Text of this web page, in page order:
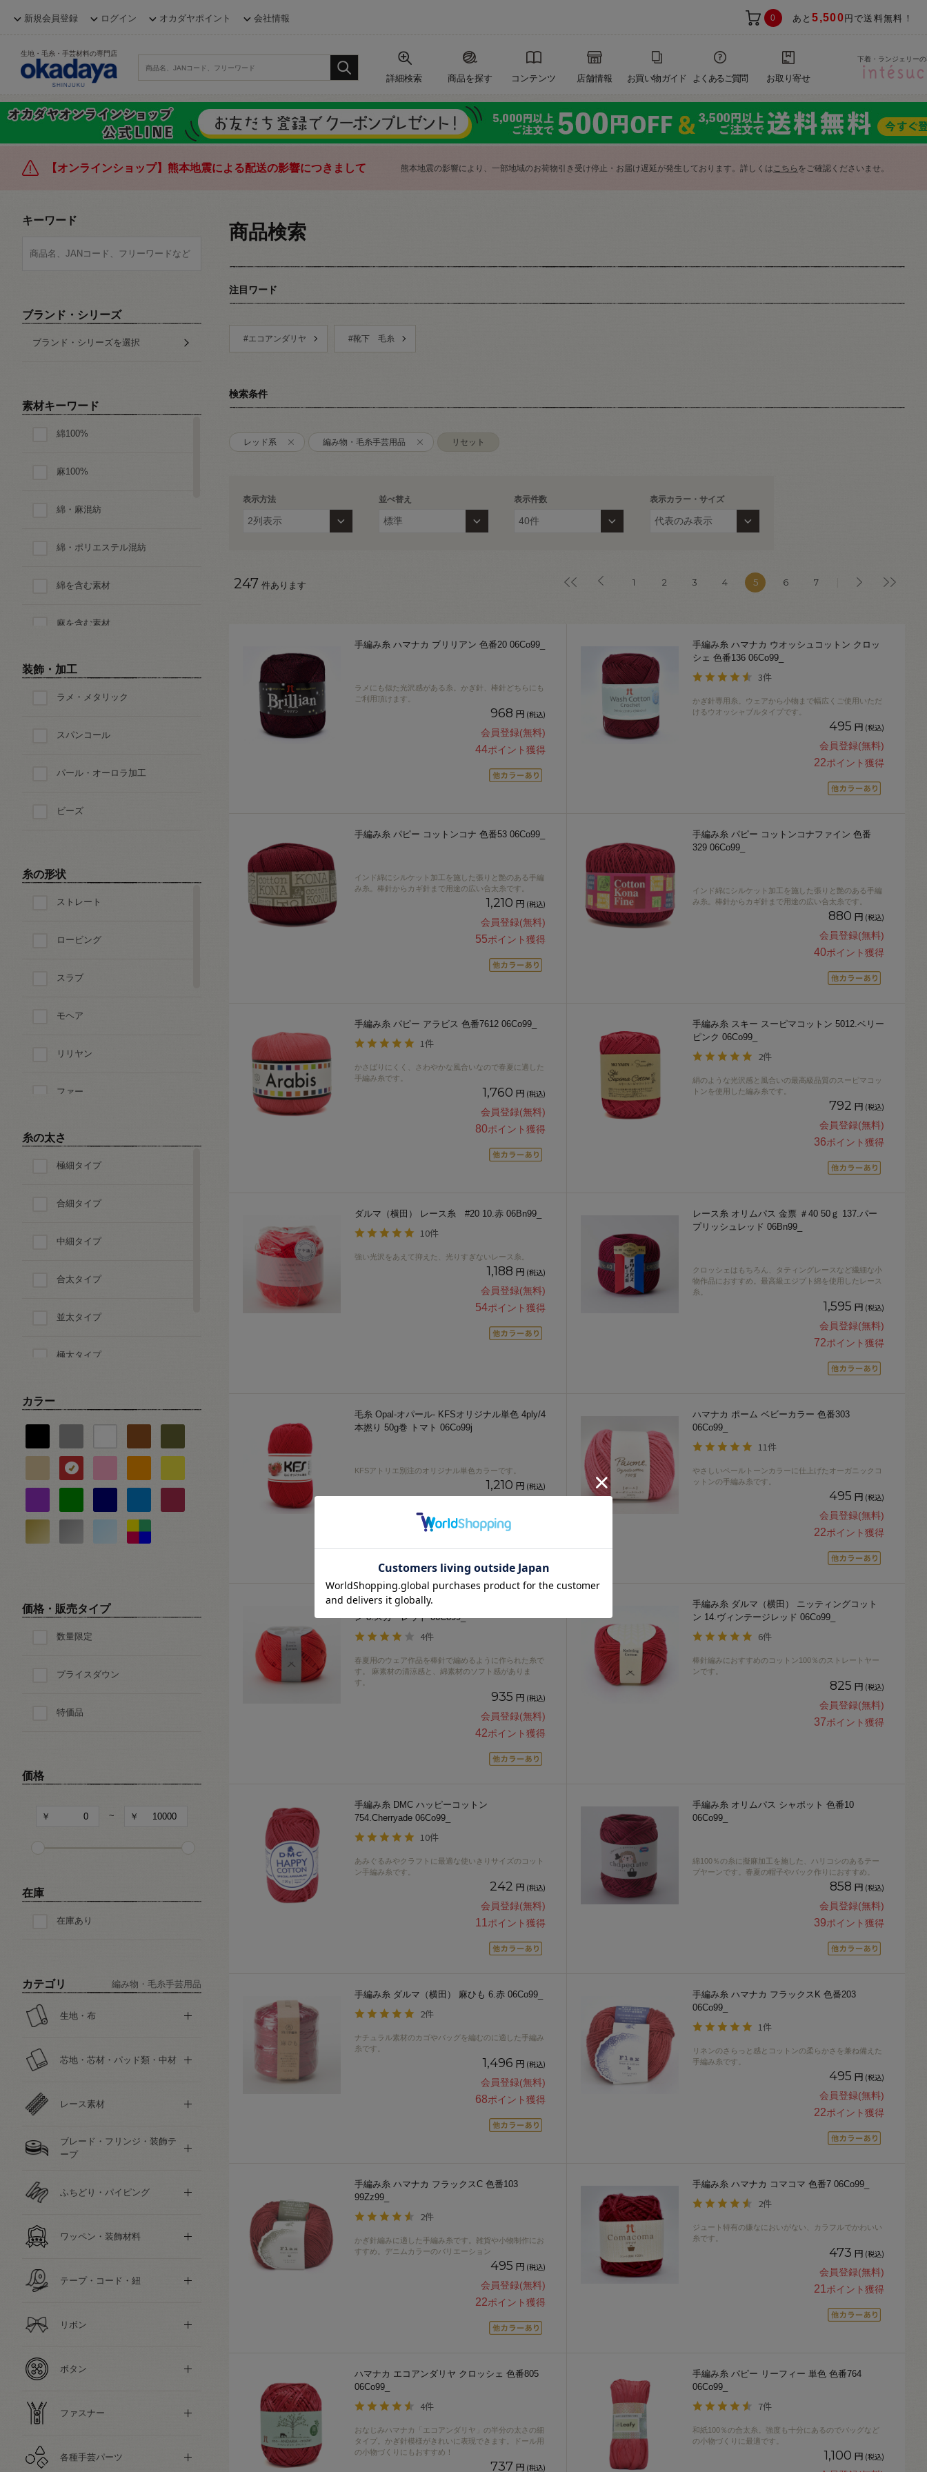
新規会員登録 ログイン オカダヤポイント 会社情報 0 あと5,500 円で送料無料！
生地・毛糸・手芸材料の専門店
詳細検索 商品を探す コンテンツ 店舗情報 お買い物ガイド よくあるご質問 お取り寄せ
下着・ランジェリー
【オンラインショップ】熊本地震による配送の影響につきまして 熊本地震の影響により、一部地域のお荷物引き受け停止・お届け遅延が発生しております。詳しくはこちら をご確認くださいませ。
キーワード
ブランド・シリーズ
ブランド・シリーズを選択
素材キーワード
綿100%
麻100%
綿・麻混紡
綿・ポリエステル混紡
綿を含む素材
麻を含む素材
毛・ウールを含む素材
シルク
ポリエステル
ナイロン
装飾・加工
ラメ・メタリック
スパンコール
パール・オーロラ加工
ビーズ
糸の形状
ストレート
ロービング
スラブ
モヘア
リリヤン
ファー
ツイード
モール
テープ
その他
糸の太さ
極細タイプ
合細タイプ
中細タイプ
合太タイプ
並太タイプ
極太タイプ
カラー
価格・販売タイプ
数量限定
プライスダウン
特価品
価格
~
在庫
在庫あり
カテゴリ 編み物・毛糸手芸用品
生地・布
芯地・芯材・パッド類・中材
レース素材
ブレード・フリンジ・装飾テ
ープ
ふちどり・パイピング
ワッペン・装飾材料
テープ・コード・紐
リボン
ボタン
ファスナー
各種手芸パーツ
商品検索
注目ワード
#エコアンダリヤ #靴下 毛糸
検索条件
レッド系 編み物・毛糸手芸用品 リセット
表示方法 並べ替え 表示件数 表示カラー・サイズ
247 件あります 1 2 3 4 5 6 7
手編み糸 ハマナカ ブリリアン 色番20 06Co99_
ラメにも似た光沢感がある糸。かぎ針、棒針どちらにも
ご利用頂けます。
968 円 (税込)
会員登録(無料)
44ポイント獲得
手編み糸 ハマナカ ウオッシュコットン クロッ
シェ 色番136 06Co99_
3件
かぎ針専用糸。ウェアから小物まで幅広くご使用いただ
けるウオッシャブルタイプです。
495 円 (税込)
会員登録(無料)
22ポイント獲得
手編み糸 パピー コットンコナ 色番53 06Co99_
インド綿にシルケット加工を施した張りと艶のある手編
み糸。棒針からカギ針まで用途の広い合太糸です。
1,210 円 (税込)
会員登録(無料)
55ポイント獲得
手編み糸 パピー コットンコナファイン 色番
329 06Co99_
インド綿にシルケット加工を施した張りと艶のある手編
み糸。棒針からカギ針まで用途の広い合太糸です。
880 円 (税込)
会員登録(無料)
40ポイント獲得
手編み糸 パピー アラビス 色番7612 06Co99_
1件
かさばりにくく、さわやかな風合いなので春夏に適した
手編み糸です。
1,760 円 (税込)
会員登録(無料)
80ポイント獲得
手編み糸 スキー スーピマコットン 5012.ベリー
ピンク 06Co99_
2件
絹のような光沢感と風合いの最高級品質のスーピマコッ
トンを使用した編み糸です。
792 円 (税込)
会員登録(無料)
36ポイント獲得
ダルマ（横田） レース糸 #20 10.赤 06Bn99_
10件
強い光沢をあえて抑えた、光りすぎないレース糸。
1,188 円 (税込)
会員登録(無料)
54ポイント獲得
レース糸 オリムパス 金票 ＃40 50ｇ 137.パー
プリッシュレッド 06Bn99_
クロッシェはもちろん、タティングレースなど繊細な小
物作品におすすめ。最高級エジプト綿を使用したレース
糸。
1,595 円 (税込)
会員登録(無料)
72ポイント獲得
毛糸 Opal-オパール- KFSオリジナル単色 4ply/4
本撚り 50g巻 トマト 06Co99j
KFSアトリエ別注のオリジナル単色カラーです。
1,210 円 (税込)
55ポイント獲得
ハマナカ ポーム ベビーカラー 色番303
06Co99_
11件
やさしいペールトーンカラーに仕上げたオーガニックコ
ットンの手編み糸です。
495 円 (税込)
会員登録(無料)
22ポイント獲得
手編み糸 ダルマ（横田） リネンラミーコット
ン 8.スカーレット 06Co99_
4件
春夏用のウェア作品を棒針で編めるように作られた糸で
す。 麻素材の清涼感と、綿素材のソフト感がありま
す。
935 円 (税込)
会員登録(無料)
42ポイント獲得
手編み糸 ダルマ（横田） ニッティングコット
ン 14.ヴィンテージレッド 06Co99_
6件
棒針編みにおすすめのコットン100％のストレートヤー
ンです。
825 円 (税込)
会員登録(無料)
37ポイント獲得
手編み糸 DMC ハッピーコットン
754.Cherryade 06Co99_
10件
あみぐるみやクラフトに最適な使いきりサイズのコット
ン手編み糸です。
242 円 (税込)
会員登録(無料)
11 ポイント獲得
手編み糸 オリムパス シャポット 色番10
06Co99_
綿100％の糸に擬麻加工を施した、ハリコシのあるテー
プヤーンです。春夏の帽子やバック作りにおすすめ。
858 円 (税込)
会員登録(無料)
39ポイント獲得
手編み糸 ダルマ（横田） 麻ひも 6.赤 06Co99_
2件
ナチュラル素材のカゴやバッグを編むのに適した手編み
糸です。
1,496 円 (税込)
会員登録(無料)
68ポイント獲得
手編み糸 ハマナカ フラックスK 色番203
06Co99_
1件
リネンのさらっと感とコットンの柔らかさを兼ね備えた
手編み糸です。
495 円 (税込)
会員登録(無料)
22ポイント獲得
手編み糸 ハマナカ フラックスC 色番103
99Zz99_
2件
かぎ針編みに適した手編み糸です。雑貨や小物制作にお
すすめ。デニムカラーのバリエーション
495 円 (税込)
会員登録(無料)
22ポイント獲得
手編み糸 ハマナカ コマコマ 色番7 06Co99_
2件
ジュート特有の嫌なにおいがない、カラフルでかわいい
糸です。
473 円 (税込)
会員登録(無料)
21 ポイント獲得
ハマナカ エコアンダリヤ クロッシェ 色番805
06Co99_
4件
おなじみハマナカ「エコアンダリヤ」の半分の太さの細
タイプ。かぎ針模様がきれいに表現できます。ドール用
の小物づくりにもおすすめ！
737 円 (税込)
手編み糸 パピー リーフィー 単色 色番764
06Co99_
7件
和紙100％の合太糸。強度も十分にあるのでバッグなど
の小物づくりに最適です。
1,100 円 (税込)